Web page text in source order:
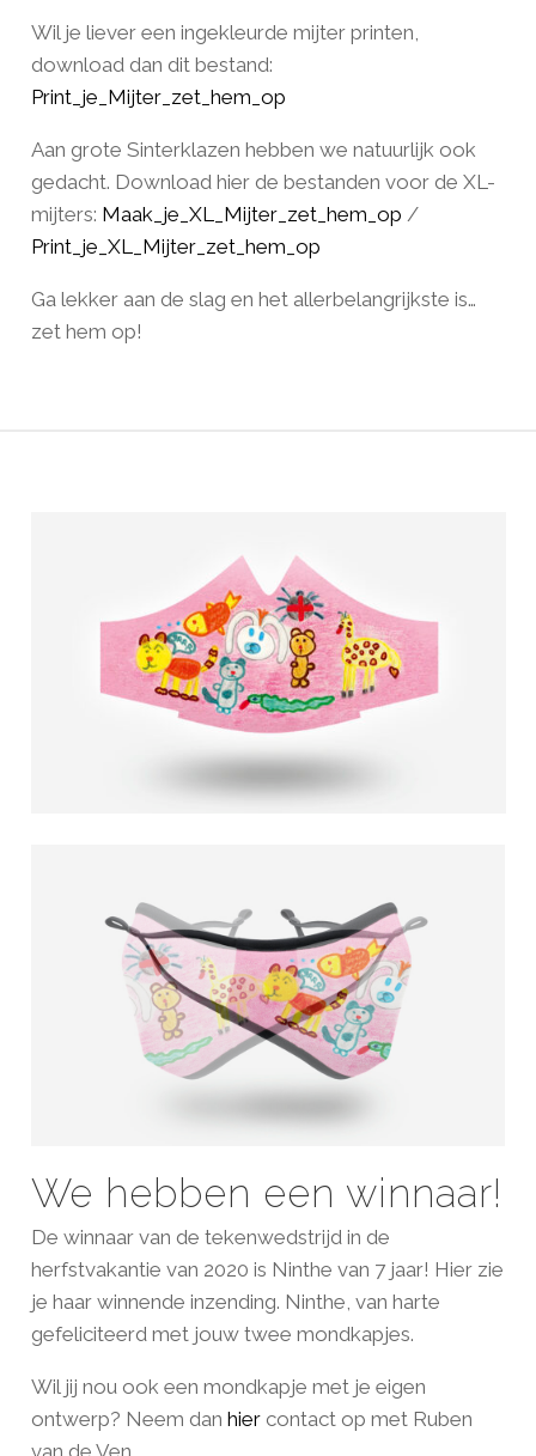
Wil je liever een ingekleurde mijter printen,
download dan dit bestand:
Print_je_Mijter_zet_hem_op
Aan grote Sinterklazen hebben we natuurlijk ook
gedacht. Download hier de bestanden voor de XL-
mijters: Maak_je_XL_Mijter_zet_hem_op /
Print_je_XL_Mijter_zet_hem_op
Ga lekker aan de slag en het allerbelangrijkste is…
zet hem op!
We hebben een winnaar!
De winnaar van de tekenwedstrijd in de
herfstvakantie van 2020 is Ninthe van 7 jaar! Hier zie
je haar winnende inzending. Ninthe, van harte
gefeliciteerd met jouw twee mondkapjes.
Wil jij nou ook een mondkapje met je eigen
ontwerp? Neem dan hiercontact op met Ruben